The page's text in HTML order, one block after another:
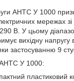
АНТС У 1000
мережах
В. У цьому
вихідну
застосуванню 9
У 1000:
пластиковий